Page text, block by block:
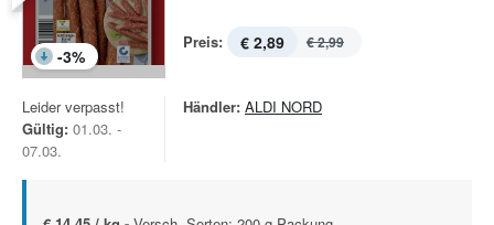
-3%
Preis: € 2,89 € 2,99
Leider verpasst!
Gültig: 01.03. -
07.03.
Händler: ALDI NORD